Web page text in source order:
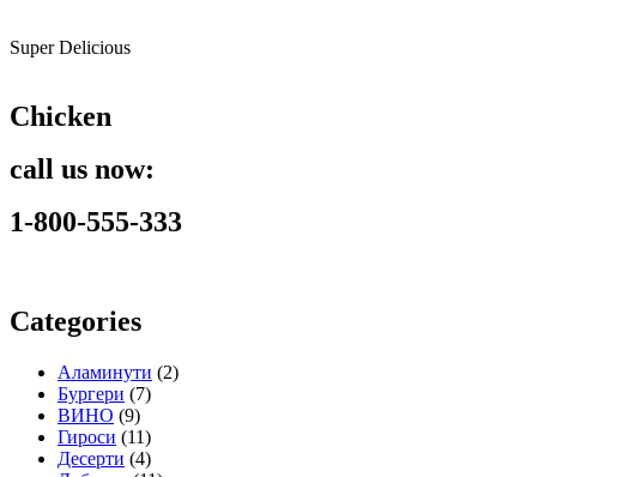
Super Delicious
Chicken
call us now:
1-800-555-333
Categories
Аламинути (2)
Бургери (7)
ВИНО (9)
Гироси (11)
Десерти (4)